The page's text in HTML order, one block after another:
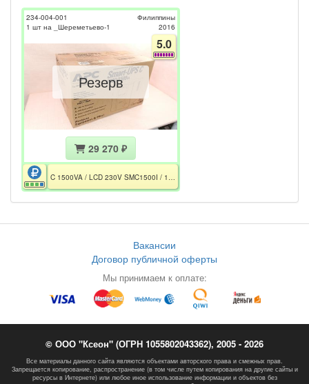
Резерв
234-004-001
1 шт на _Шереметьево-1
Филиппины
2016
5.0
29 270 ₽
C 1500VA / LCD 230V SMC1500I / 1500VА / 900W / 8×IEC С13 / Smart-Slot / RJ45 / USB / 2×АКБ 12V 12Ah / Без АКБ
Вакансии
Договор публичной оферты
Мы принимаем к оплате:
© ООО "Ксеон" (ОГРН 1055802043362), 2005 - 2026
Все материалы данного сайта являются объектами авторского права и смежных прав.
Запрещается копирование, распространение (в том числе путем копирования на другие сайты и
ресурсы в Интернете) или любое иное использование информации и объектов без